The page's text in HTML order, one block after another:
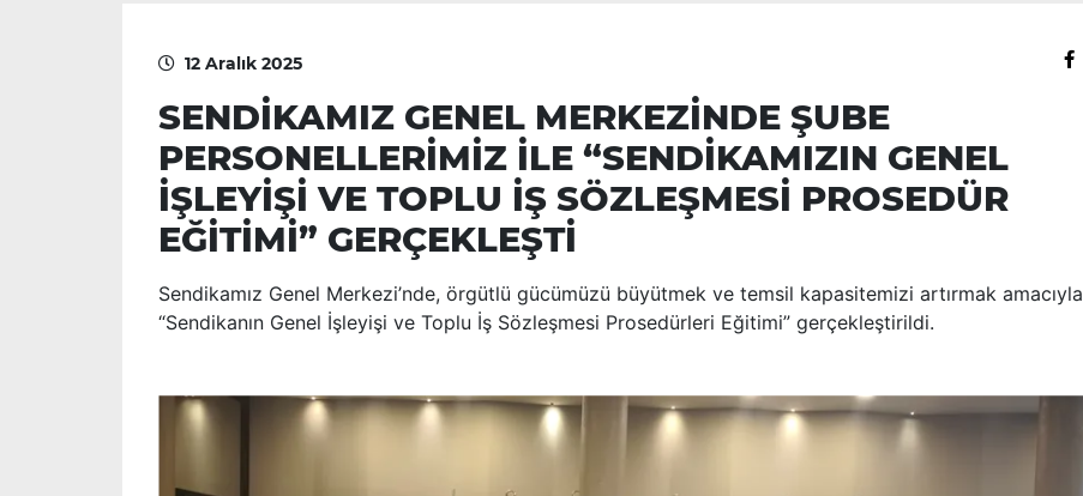
12 Aralık 2025
SENDİKAMIZ GENEL MERKEZİNDE ŞUBE
PERSONELLERİMİZ İLE “SENDİKAMIZIN GENEL
İŞLEYİŞİ VE TOPLU İŞ SÖZLEŞMESİ PROSEDÜR
EĞİTİMİ” GERÇEKLEŞTİ
Sendikamız Genel Merkezi’nde, örgütlü gücümüzü büyütmek ve temsil kapasitemizi artırmak amacıyla
“Sendikanın Genel İşleyişi ve Toplu İş Sözleşmesi Prosedürleri Eğitimi” gerçekleştirildi.